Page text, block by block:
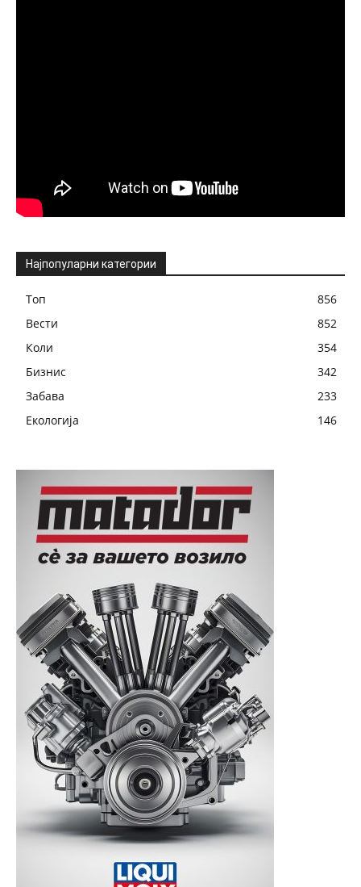
Најпопуларни категории
Топ
856
Вести
852
Коли
354
Бизнис
342
Забава
233
Екологија
146